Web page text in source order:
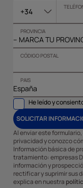
+34
PROVINCIA
CÓDIGO POSTAL
PAIS
He leído y
SOLICITAR
Al enviar este
privacidad y conozco
Información básica de
tratamiento: empresas
información y
rectificar y suprimir sus
explica en nuestra